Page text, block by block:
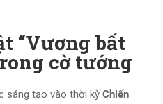
“Vương bất
cờ tướng
sáng tạo vào thời kỳ Chiến